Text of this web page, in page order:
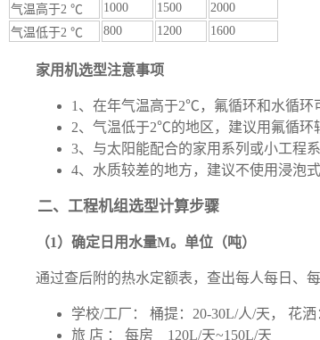
气温高于2 ℃
1000 1500
2000
气温低于2 ℃
800 1200 1600
家用机选型注意事项
1、在年气温高于2℃，氟循环和水循环
2、气温低于2℃的地区，建议用氟循环
3、与太阳能配合的家用系列或小工程
4、水质较差的地方，建议不使用浸泡
二、工程机组选型计算步骤
（1）确定日用水量M。单位（吨）
通过查后附的热水定额表，查出每人每日、
学校/工厂： 桶提：20-30L/人/天， 花洒
旅 店 ： 每房 120L/天~150L/天